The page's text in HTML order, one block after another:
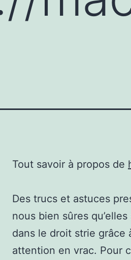
Tout savoir à propos de
Des trucs et astuces
nous bien sûres
dans le droit strie grâce
attention en vrac. Pour